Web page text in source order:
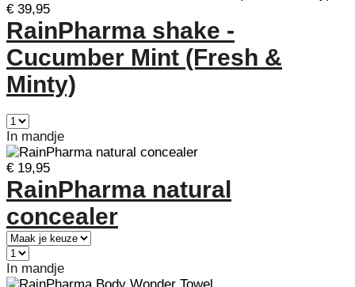
€ 39,95
RainPharma shake -
Cucumber Mint (Fresh &
Minty)
In mandje
€ 19,95
RainPharma natural
concealer
In mandje